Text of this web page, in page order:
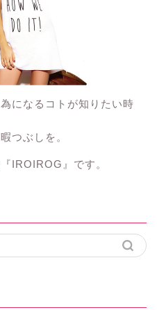
になるコトが知りたい時
つぶしを。
IROIROG』です。